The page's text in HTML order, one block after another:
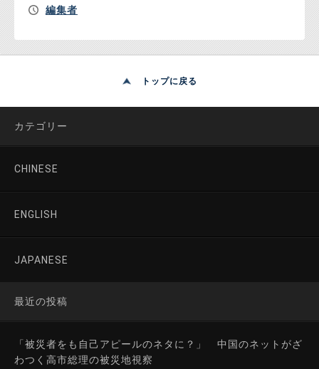
編集者
トップに戻る
カテゴリー
CHINESE
ENGLISH
JAPANESE
最近の投稿
「被災者をも自己アピールのネタに？」 中国のネットがざ
わつく高市総理の被災地視察